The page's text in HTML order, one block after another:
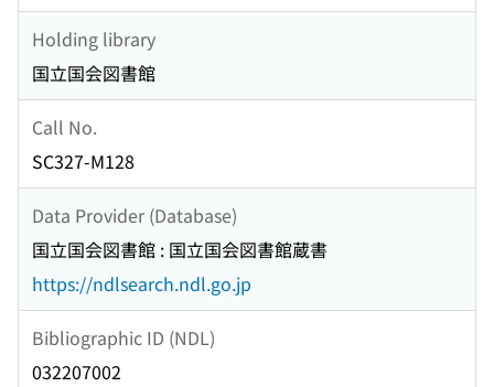
Holding library
国立国会図書館
Call No.
SC327-M128
Data Provider (Database)
国立国会図書館 : 国立国会図書館蔵書
https://ndlsearch.ndl.go.jp
Bibliographic ID (NDL)
032207002